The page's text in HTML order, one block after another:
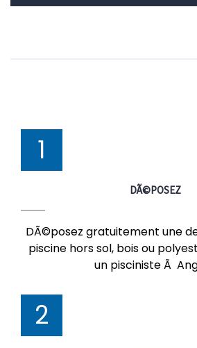
1
DÃ©POSEZ
DÃ©posez gratuitement une
piscine hors sol, bois ou
un pisciniste Ã
2